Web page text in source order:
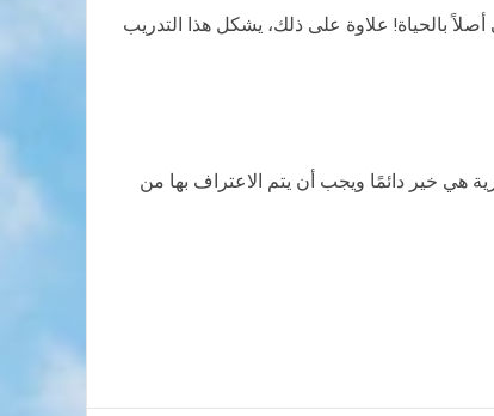
بالحياة! علاوة على ذلك، يشكل هذا التدريب
هي خير دائمًا ويجب أن يتم الاعتراف بها من